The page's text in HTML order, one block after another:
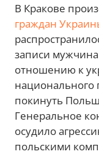
В Кракове
граждан
записи мужчина
отношению к
национального
покинуть
Генеральное
осудило
польскими